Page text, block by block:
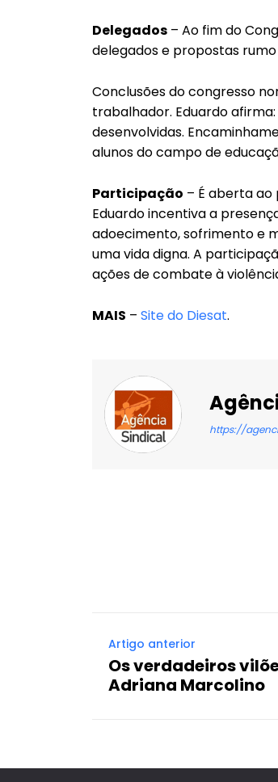
Delegados – Ao fim do
delegados e propostas
Conclusões do congresso
trabalhador. Eduardo
desenvolvidas.
alunos do campo de
Participação – É aberta ao
Eduardo incentiva a
adoecimento, sofrimento e
uma vida digna. A
ações de combate à
MAIS – Site do Diesat.
https://
Artigo anterior
Os verdadeiros
Adriana Marcolino